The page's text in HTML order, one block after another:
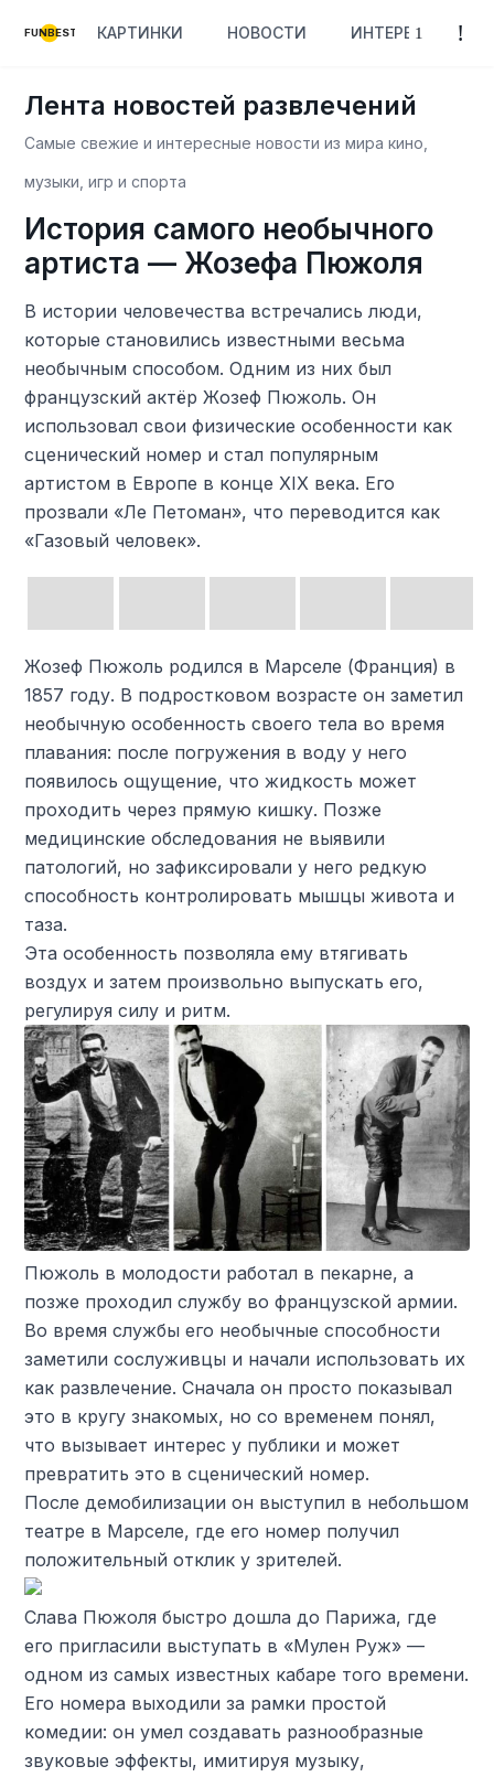
FUNBEST КАРТИНКИ НОВОСТИ ИНТЕРЕСНОЕ
Лента новостей развлечений
Самые свежие и интересные новости из мира кино,
музыки, игр и спорта
История самого необычного
артиста — Жозефа Пюжоля
В истории человечества встречались люди,
которые становились известными весьма
необычным способом. Одним из них был
французский актёр Жозеф Пюжоль. Он
использовал свои физические особенности как
сценический номер и стал популярным
артистом в Европе в конце XIX века. Его
прозвали «Ле Петоман», что переводится как
«Газовый человек».
Жозеф Пюжоль родился в Марселе (Франция) в
1857 году. В подростковом возрасте он заметил
необычную особенность своего тела во время
плавания: после погружения в воду у него
появилось ощущение, что жидкость может
проходить через прямую кишку. Позже
медицинские обследования не выявили
патологий, но зафиксировали у него редкую
способность контролировать мышцы живота и
таза.
Эта особенность позволяла ему втягивать
воздух и затем произвольно выпускать его,
регулируя силу и ритм.
Пюжоль в молодости работал в пекарне, а
позже проходил службу во французской армии.
Во время службы его необычные способности
заметили сослуживцы и начали использовать их
как развлечение. Сначала он просто показывал
это в кругу знакомых, но со временем понял,
что вызывает интерес у публики и может
превратить это в сценический номер.
После демобилизации он выступил в небольшом
театре в Марселе, где его номер получил
положительный отклик у зрителей.
Слава Пюжоля быстро дошла до Парижа, где
его пригласили выступать в «Мулен Руж» —
одном из самых известных кабаре того времени.
Его номера выходили за рамки простой
комедии: он умел создавать разнообразные
звуковые эффекты, имитируя музыку,